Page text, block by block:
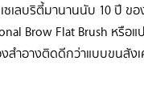
ซเลบริตี้มานานนับ 10 ปี
Brow Flat Brush หรื
งสำอางติดดีกว่าแบบขนสั